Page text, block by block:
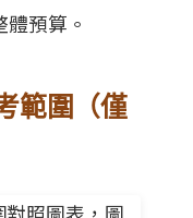
預算。
範圍（僅